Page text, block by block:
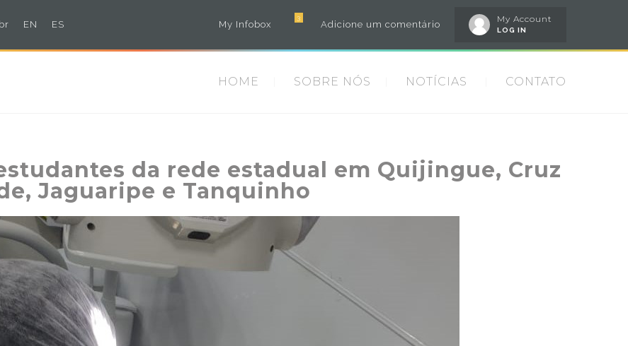
EN ES
My Account
LOG IN
Adicione um comentário
3
My Infobox
HOME SOBRE NÓS NOTÍCIAS CONTATO
da rede estadual em Quijingue, Cruz
Jaguaripe e Tanquinho